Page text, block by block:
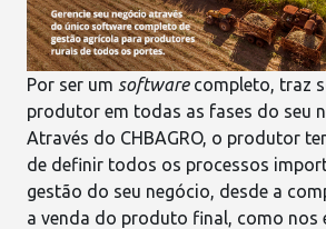
Por ser um software completo, traz
produtor em todas as fases do seu
Através do CHBAGRO, o produtor
de definir todos os processos
gestão do seu negócio, desde a
a venda do produto final, como nos